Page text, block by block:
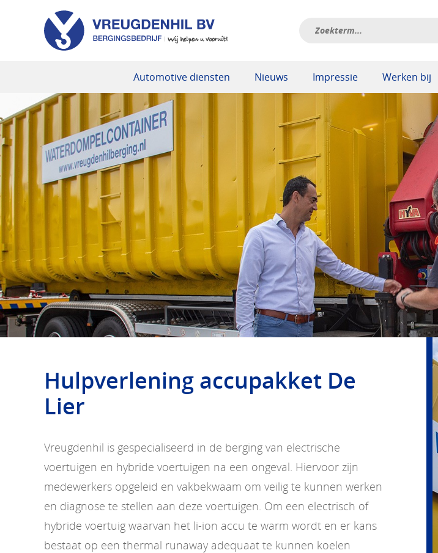
Automotive diensten Nieuws Impressie Werken bij
Hulpverlening accupakket De
Lier
Vreugdenhil is gespecialiseerd in de berging van electrische
voertuigen en hybride voertuigen na een ongeval. Hiervoor zijn
medewerkers opgeleid en vakbekwaam om veilig te kunnen werken
en diagnose te stellen aan deze voertuigen. Om een electrisch of
hybride voertuig waarvan het li-ion accu te warm wordt en er kans
bestaat op een thermal runaway adequaat te kunnen koelen